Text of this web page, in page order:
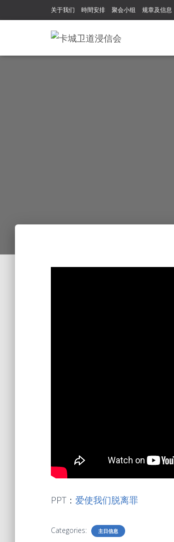
关于我们 時間安排 聚会小组 规章及信息
PPT： 爱使我们脱离罪
Categories: 主日信息